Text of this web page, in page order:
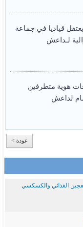
قياديا في جماعة
لـداعش
هوية متطرفين
لداعش
عودة >
الغذائي والكسكسي